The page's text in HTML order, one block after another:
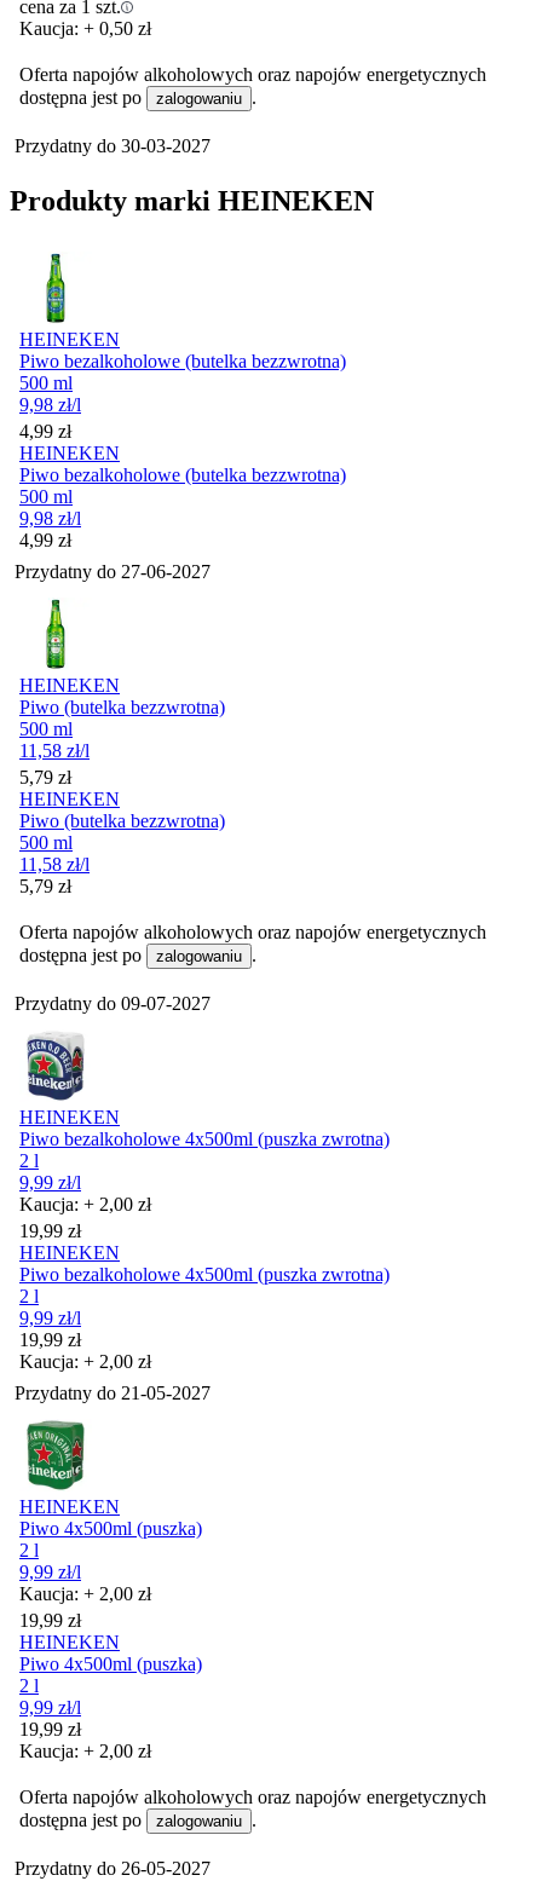
cena za 1 szt.
Kaucja: + 0,50 zł
Oferta napojów alkoholowych oraz napojów energetycznych
dostępna jest po
zalogowaniu .
Przydatny do 30-03-2027
Produkty marki HEINEKEN
HEINEKEN
Piwo bezalkoholowe (butelka bezzwrotna)
500 ml
9,98 zł/l
Cena
4,99 zł
HEINEKEN
Piwo bezalkoholowe (butelka bezzwrotna)
500 ml
9,98 zł/l
Cena
4,99 zł
Przydatny do 27-06-2027
HEINEKEN
Piwo (butelka bezzwrotna)
500 ml
11,58 zł/l
Cena
5,79 zł
HEINEKEN
Piwo (butelka bezzwrotna)
500 ml
11,58 zł/l
Cena
5,79 zł
Oferta napojów alkoholowych oraz napojów energetycznych
dostępna jest po
zalogowaniu .
Przydatny do 09-07-2027
HEINEKEN
Piwo bezalkoholowe 4x500ml (puszka zwrotna)
2 l
9,99 zł/l
Kaucja: + 2,00 zł
Cena
19,99 zł
HEINEKEN
Piwo bezalkoholowe 4x500ml (puszka zwrotna)
2 l
9,99 zł/l
Cena
19,99 zł
Kaucja: + 2,00 zł
Przydatny do 21-05-2027
HEINEKEN
Piwo 4x500ml (puszka)
2 l
9,99 zł/l
Kaucja: + 2,00 zł
Cena
19,99 zł
HEINEKEN
Piwo 4x500ml (puszka)
2 l
9,99 zł/l
Cena
19,99 zł
Kaucja: + 2,00 zł
Oferta napojów alkoholowych oraz napojów energetycznych
dostępna jest po
zalogowaniu .
Przydatny do 26-05-2027